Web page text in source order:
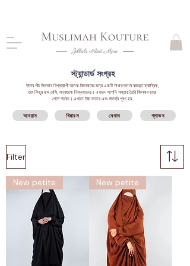
স্ট্যান্ডার্ড সংগ্রহ
উলের পীচ জিলবাব বিশ্বব্যাপী অনেক জিলবাবের জন্য একটি সাধারণভাবে ব্যবহৃত ফ্যাব্রিক,
তবে কিছুর দাম বেশি, অন্যগুলো নিম্নমানের। এখানে আপনি সস্তায় তৈরি জিলবাব ছাড়া
পেতে পারেন। এখানে উচ্চ মানের এবং সামর্থ্য পূরণ হয়.
আবয়াস খিমারস নেকাব গ্লাভস
Filter
New petite New petite